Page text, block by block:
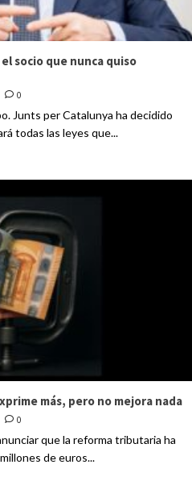
socio que nunca quiso
0
Junts per Catalunya ha decidido
todas las leyes que...
más, pero no mejora nada
0
que la reforma tributaria ha
de euros...